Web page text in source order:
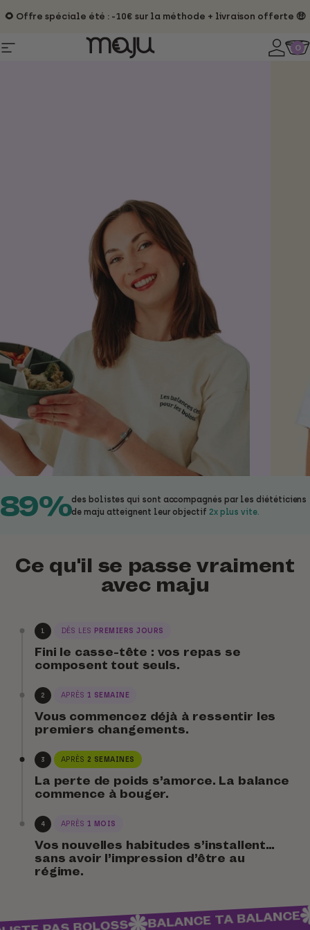
🌻 Offre spéciale été : -10€ sur la méthode + livraison offerte 🤑
Navigation maju 0
4.7 /5 sur1406 avis vérifiés
Laméthodequi simplifie la perte
JE ME LANCE 💫
89%des bolistes qui sont accompagnés par les diététiciens
de maju atteignent leur objectif 2x plus vite.
Ce qu'il se passe vraiment
avec maju
1 DÈS LES PREMIERS JOURS
Fini le casse-tête : vos repas se
composent tout seuls.
2 APRÈS 1 SEMAINE
Vous commencez déjà à ressentir les
premiers changements.
3 APRÈS 2 SEMAINES
La perte de poids s’amorce. La balance
commence à bouger.
4 APRÈS 1 MOIS
Vos nouvelles habitudes s’installent…
sans avoir l’impression d’être au
régime.
NE TE PRENDS PAS LE CHOU